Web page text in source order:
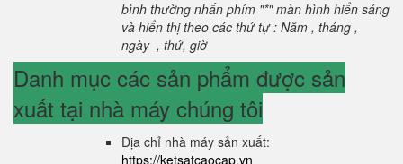
bình thường nhấn phím "*" màn hình hiển sáng
và hiển thị theo các thứ tự : Năm , tháng ,
ngày , thứ, giờ
Danh mục các sản phẩm được sản
xuất tại nhà máy chúng tôi
Địa chỉ nhà máy sản xuất:
https://ketsatcaocap.vn